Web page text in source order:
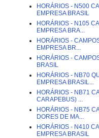
HORÁRIOS - N500
EMPRESA BRASIL
HORÁRIOS - N105
EMPRESA BRA...
HORÁRIOS -
EMPRESA BR...
HORÁRIOS -
BRASIL
HORÁRIOS - NB70
EMPRESA BRASIL...
HORÁRIOS - NB71
CARAPEBUS) ...
HORÁRIOS - NB75
DORES DE MA...
HORÁRIOS - N410
EMPRESA BRASIL